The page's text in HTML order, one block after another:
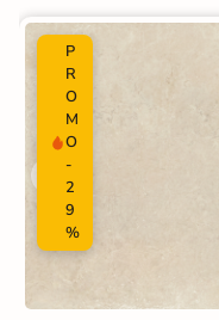
Catégories
P
R
O
M
O
-
2
9
%